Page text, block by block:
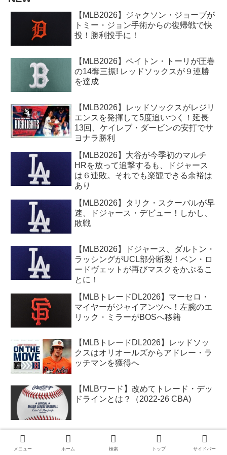
【MLB2026】ジャクソン・ジョーブが
トミー・ジョン手術からの復帰戦で快
投！勝利投手に！
【MLB2026】ペイトン・トーリが圧巻
の14奪三振! レッドソックスが９連勝
を達成
【MLB2026】レッドソックスがレジリ
エンスを発揮して5度追いつく！延長
13回、ケイレブ・ダービンの安打でサ
ヨナラ勝利
【MLB2026】大谷が今季初のマルチ
HRを放って追撃するも、ドジャース
は６連敗。それでも楽観できる余裕は
あり
【MLB2026】タリク・スクーバルが早
速、ドジャース・デビュー！しかし、
敗戦
【MLB2026】ドジャース、ダルトン・
ラッシングがUCL部分断裂！ベン・ロ
ードヴェットが再びマスクをかぶるこ
とに！
【MLBトレードDL2026】マーセロ・
マイヤーがジャイアンツへ！左腕のエ
リック・ミラーがBOSへ移籍
【MLBトレードDL2026】レッドソッ
クスはオリオールズからアドレー・ラ
ッチマンを獲得へ
【MLBワード】改めてトレード・デッ
ドラインとは？（2022-26 CBA)
【MLB2026】レッドソックス、ドジャ
ースをスウィープ！セダン、アブレイ
メニュー ホーム 検索 トップ サイドバー